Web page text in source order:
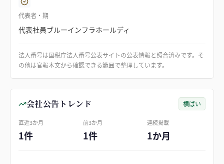
代表者・期
代表社員ブルーインフラホールディ
法人番号は国税庁法人番号公表サイトの公表情報と照合済みです。そ
の他は官報本文から確認できる範囲で整理しています。
会社公告トレンド 横ばい
直近3か月
1件
前3か月
1件
連続掲載
1か月